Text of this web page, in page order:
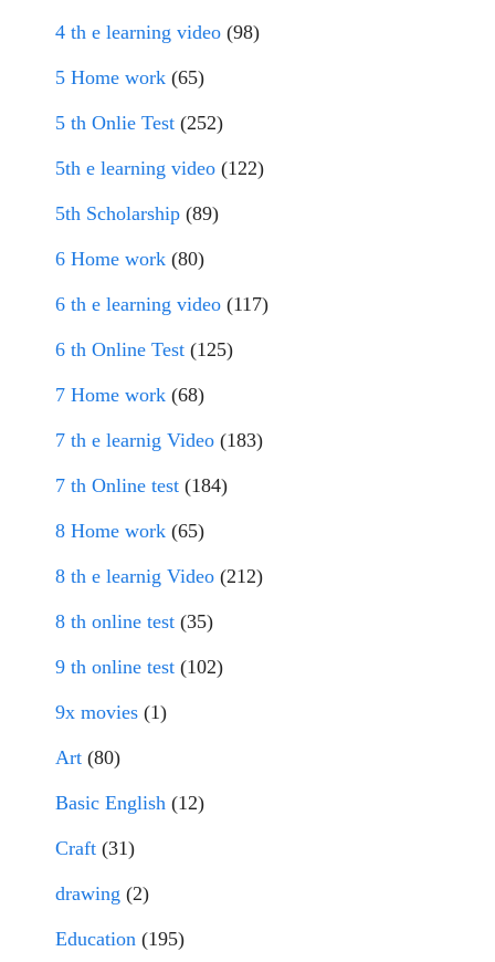
4 th e learning video (98)
5 Home work (65)
5 th Onlie Test (252)
5th e learning video (122)
5th Scholarship (89)
6 Home work (80)
6 th e learning video (117)
6 th Online Test (125)
7 Home work (68)
7 th e learnig Video (183)
7 th Online test (184)
8 Home work (65)
8 th e learnig Video (212)
8 th online test (35)
9 th online test (102)
9x movies (1)
Art (80)
Basic English (12)
Craft (31)
drawing (2)
Education (195)